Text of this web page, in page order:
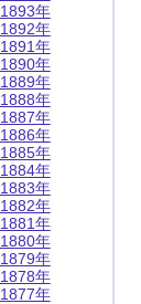
1893年
1892年
1891年
1890年
1889年
1888年
1887年
1886年
1885年
1884年
1883年
1882年
1881年
1880年
1879年
1878年
1877年